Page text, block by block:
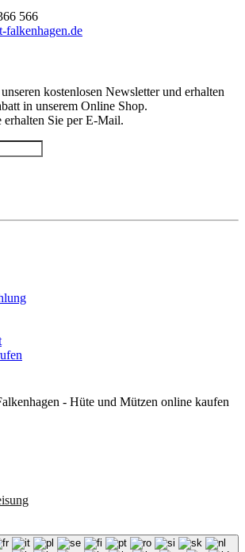
566
falkenhagen.de
kostenlosen Newsletter und erhalten
in unserem Online Shop.
Sie per E-Mail.
- Hüte und Mützen online kaufen